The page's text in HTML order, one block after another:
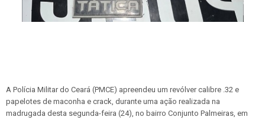
A Polícia Militar do Ceará (PMCE) apreendeu um revólver calibre .32 e
papelotes de maconha e crack, durante uma ação realizada na
madrugada desta segunda-feira (24), no bairro Conjunto Palmeiras, em